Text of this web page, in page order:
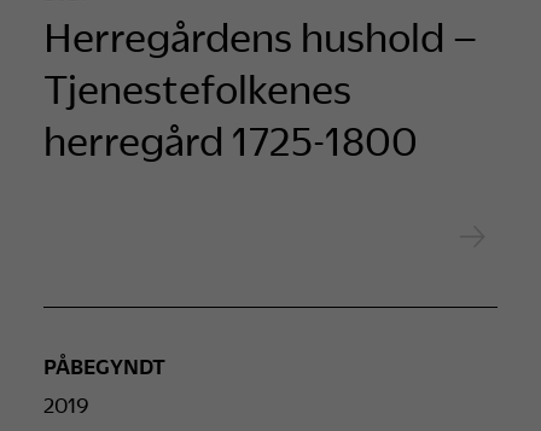
Herregårdens hushold –
Tjenestefolkenes
herregård 1725-1800
PÅBEGYNDT
2019